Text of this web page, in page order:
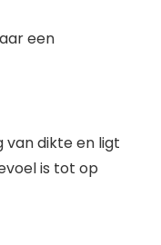
een
van dikte en ligt
is tot op